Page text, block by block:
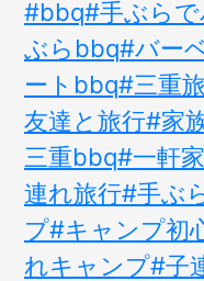
#bbq#手ぶら
ぶらbbq#バー
ートbbq#三重
友達と旅行#家
三重bbq#一軒
連れ旅行#手ぶ
プ#キャンプ初
れキャンプ#子